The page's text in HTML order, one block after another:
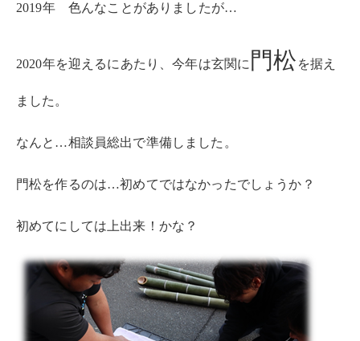
2019年 色んなことがありましたが…
2020年を迎えるにあたり、今年は玄関に 門松 を据え
ました。
なんと…相談員総出で準備しました。
門松を作るのは…初めてではなかったでしょうか？
初めてにしては上出来！かな？